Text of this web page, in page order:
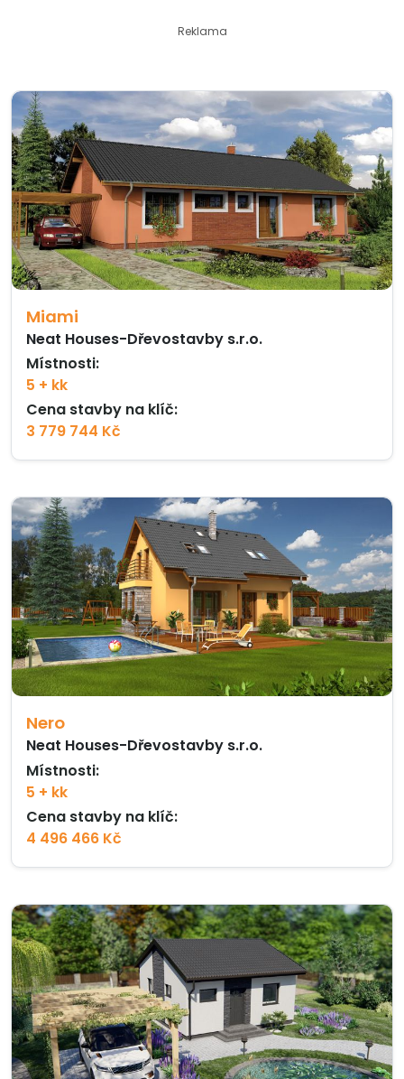
Reklama
Miami
Neat Houses-Dřevostavby s.r.o.
Místnosti:
5 + kk
Cena stavby na klíč:
3 779 744 Kč
Nero
Neat Houses-Dřevostavby s.r.o.
Místnosti:
5 + kk
Cena stavby na klíč:
4 496 466 Kč